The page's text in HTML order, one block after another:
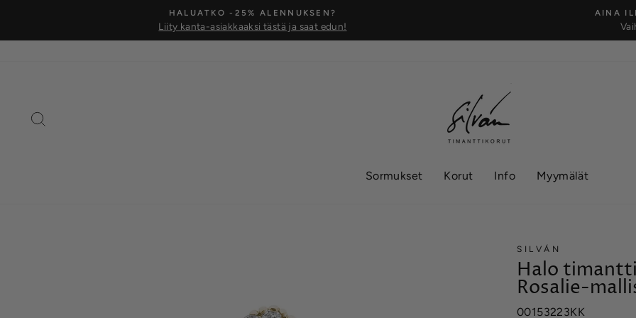
HALUATKO -25% ALENNUKSEN?
Liity kanta-asiakkaaksi tästä ja saat edun!
AINA
Sormukset Korut Info Myymälät
SILVÁN
Halo
Rosalie-
00153223KK